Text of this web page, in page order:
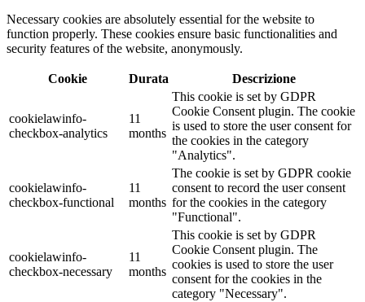
Necessary cookies are absolutely essential for the website to
function properly. These cookies ensure basic functionalities and
security features of the website, anonymously.
Cookie Durata Descrizione
cookielawinfo-
checkbox-analytics
11
months
This cookie is set by GDPR
Cookie Consent plugin. The cookie
is used to store the user consent for
the cookies in the category
"Analytics".
cookielawinfo-
checkbox-functional
11
months
The cookie is set by GDPR cookie
consent to record the user consent
for the cookies in the category
"Functional".
cookielawinfo-
checkbox-necessary
11
months
This cookie is set by GDPR
Cookie Consent plugin. The
cookies is used to store the user
consent for the cookies in the
category "Necessary".